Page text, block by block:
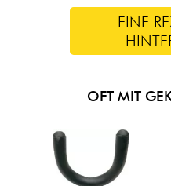
EINE
OFT MIT